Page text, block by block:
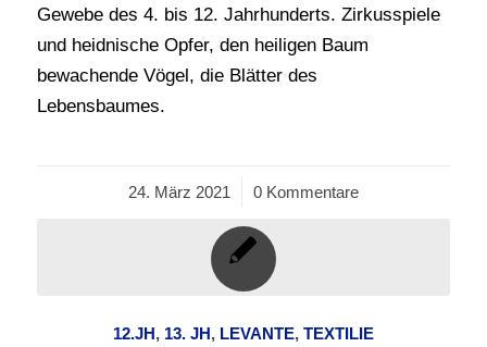
Gewebe des 4. bis 12. Jahrhunderts. Zirkusspiele
und heidnische Opfer, den heiligen Baum
bewachende Vögel, die Blätter des
Lebensbaumes.
24. März 2021
/ 0 Kommentare
12.JH, 13. JH, LEVANTE, TEXTILIE